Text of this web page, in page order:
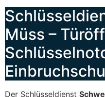
Müss –
Der Schlüsseldienst